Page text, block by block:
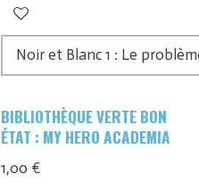
BIBLIOTHÈQUE VERTE BON
ÉTAT : MY HERO ACADEMIA
1,00 €